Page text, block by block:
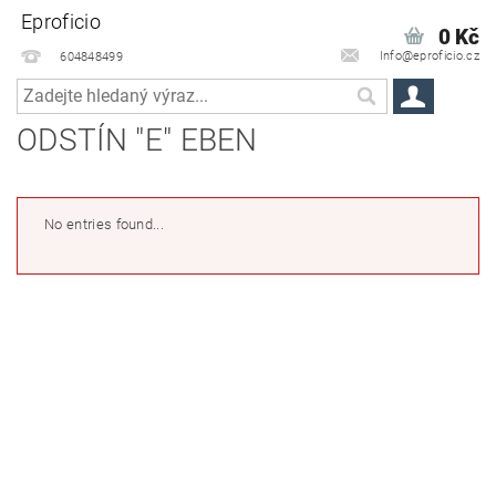
Eproficio
604848499 Info@eproficio.cz
0 Kč
ODSTÍN "E" EBEN
No entries found...